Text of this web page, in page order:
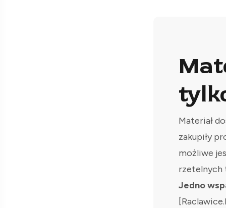
Materiał
zakupiły
możliwe
rzetelnych
Jedno